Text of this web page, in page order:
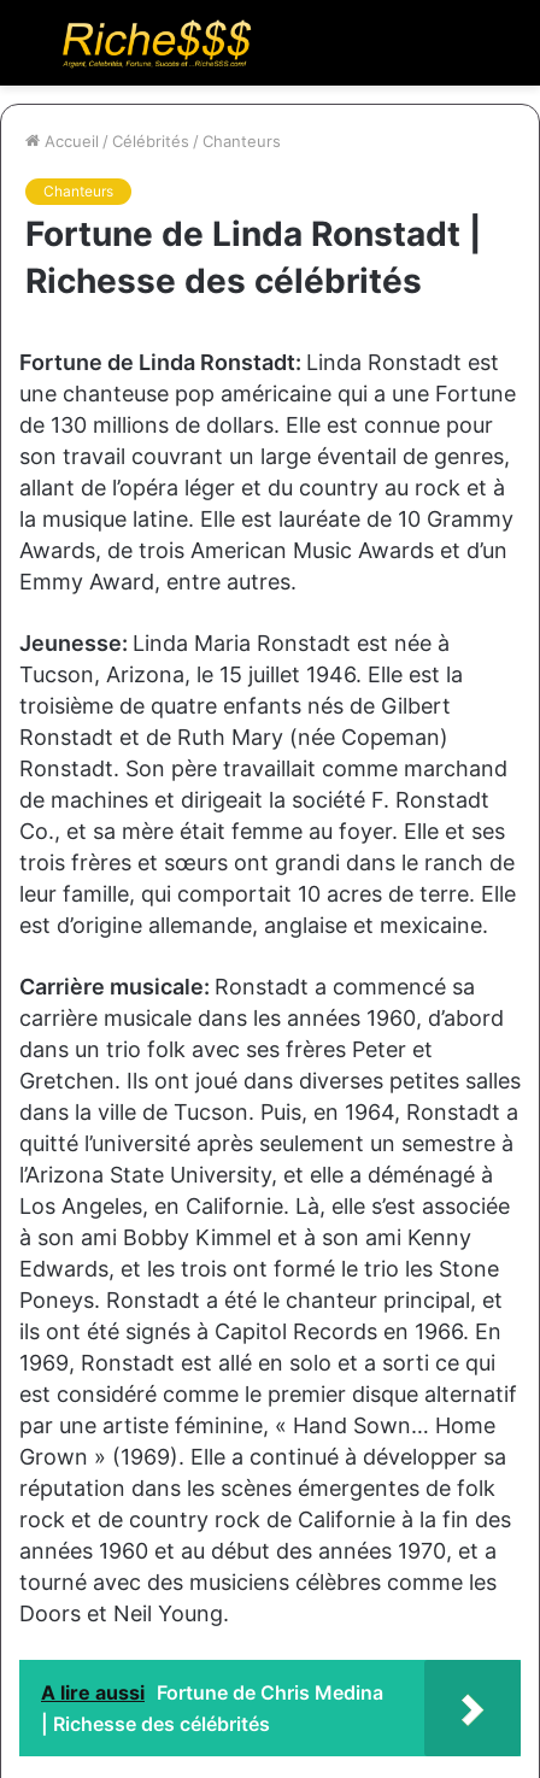
Menu
Accueil / Célébrités / Chanteurs
Chanteurs
Fortune de Linda Ronstadt |
Richesse des célébrités
Fortune de Linda Ronstadt: Linda Ronstadt est
une chanteuse pop américaine qui a une Fortune
de 130 millions de dollars. Elle est connue pour
son travail couvrant un large éventail de genres,
allant de l’opéra léger et du country au rock et à
la musique latine. Elle est lauréate de 10 Grammy
Awards, de trois American Music Awards et d’un
Emmy Award, entre autres.
Jeunesse: Linda Maria Ronstadt est née à
Tucson, Arizona, le 15 juillet 1946. Elle est la
troisième de quatre enfants nés de Gilbert
Ronstadt et de Ruth Mary (née Copeman)
Ronstadt. Son père travaillait comme marchand
de machines et dirigeait la société F. Ronstadt
Co., et sa mère était femme au foyer. Elle et ses
trois frères et sœurs ont grandi dans le ranch de
leur famille, qui comportait 10 acres de terre. Elle
est d’origine allemande, anglaise et mexicaine.
Carrière musicale: Ronstadt a commencé sa
carrière musicale dans les années 1960, d’abord
dans un trio folk avec ses frères Peter et
Gretchen. Ils ont joué dans diverses petites salles
dans la ville de Tucson. Puis, en 1964, Ronstadt a
quitté l’université après seulement un semestre à
l’Arizona State University, et elle a déménagé à
Los Angeles, en Californie. Là, elle s’est associée
à son ami Bobby Kimmel et à son ami Kenny
Edwards, et les trois ont formé le trio les Stone
Poneys. Ronstadt a été le chanteur principal, et
ils ont été signés à Capitol Records en 1966. En
1969, Ronstadt est allé en solo et a sorti ce qui
est considéré comme le premier disque alternatif
par une artiste féminine, « Hand Sown… Home
Grown » (1969). Elle a continué à développer sa
réputation dans les scènes émergentes de folk
rock et de country rock de Californie à la fin des
années 1960 et au début des années 1970, et a
tourné avec des musiciens célèbres comme les
Doors et Neil Young.
A lire aussi Fortune de Chris Medina
| Richesse des célébrités